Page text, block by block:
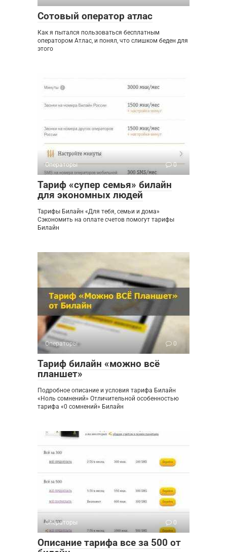
Сотовый оператор атлас
Как я пытался пользоваться бесплатным
оператором Атлас, и понял, что слишком беден для
этого
Операторы 0
Тариф «супер семья» билайн
для экономных людей
Тарифы Билайн «Для тебя, семьи и дома»
Сэкономить на оплате счетов помогут тарифы
Билайн
Операторы 0
Тариф билайн «можно всё
планшет»
Подробное описание и условия тарифа Билайн
«Ноль сомнений» Отличительной особенностью
тарифа «0 сомнений» Билайн
Операторы 0
Описание тарифа все за 500 от